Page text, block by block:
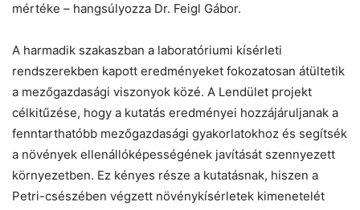
mértéke – hangsúlyozza Dr. Feigl Gábor.
A harmadik szakaszban a laboratóriumi kísérleti
rendszerekben kapott eredményeket fokozatosan átültetik
a mezőgazdasági viszonyok közé. A Lendület projekt
célkitűzése, hogy a kutatás eredményei hozzájáruljanak a
fenntarthatóbb mezőgazdasági gyakorlatokhoz és segítsék
a növények ellenállóképességének javítását szennyezett
környezetben. Ez kényes része a kutatásnak, hiszen a
Petri-csészében végzett növénykísérletek kimenetelét